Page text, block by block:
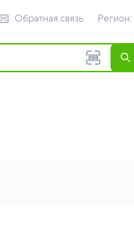
Обратная связь Регион: